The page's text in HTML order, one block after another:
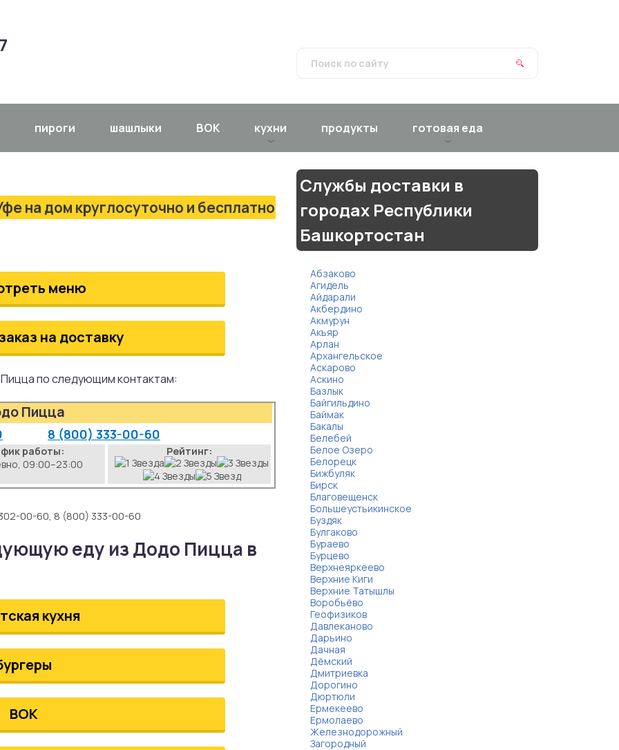
пироги шашлыки ВОК кухни продукты готовая еда
на дом круглосуточно и бесплатно
меню
на доставку
по следующим контактам:
Пицца
8 (800) 333-00-60
работы:
09:00–23:00
Рейтинг:
00-60, 8 (800) 333-00-60
еду из Додо Пицца в
кухня
ВОК
Службы доставки в
городах Республики
Башкортостан
Абзаково
Агидель
Айдарали
Акбердино
Акмурун
Акъяр
Арлан
Архангельское
Аскарово
Аскино
Базлык
Байгильдино
Баймак
Бакалы
Белебей
Белое Озеро
Белорецк
Бижбуляк
Бирск
Благовещенск
Большеустьикинское
Буздяк
Булгаково
Бураево
Бурцево
Верхнеяркеево
Верхние Киги
Верхние Татышлы
Воробьёво
Геофизиков
Давлеканово
Дарьино
Дачная
Дёмский
Дмитриевка
Дорогино
Дюртюли
Ермекеево
Ермолаево
Железнодорожный
Загородный